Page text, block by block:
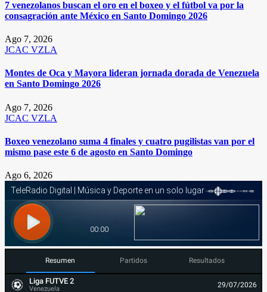
7 venezolanos buscan el oro en el boxeo y el fútbol va por la
consagración ante México en Santo Domingo 2026
Ago 7, 2026
JCAC VZLA
Montes de Oca y Mayora lideran jornada dorada de Venezuela
en Santo Domingo 2026
Ago 7, 2026
JCAC VZLA
Boxeo venezolano suma 4 finales y cuatro pugilistas van por el
mismo pase este 6 de agosto en Santo Domingo
Ago 6, 2026
Resumen Partidos Resultados
Liga FUTVE 2
Venezuela 29/07/2026